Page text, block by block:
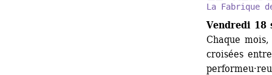
La Fabrique
Vendredi 18
Chaque
croisées